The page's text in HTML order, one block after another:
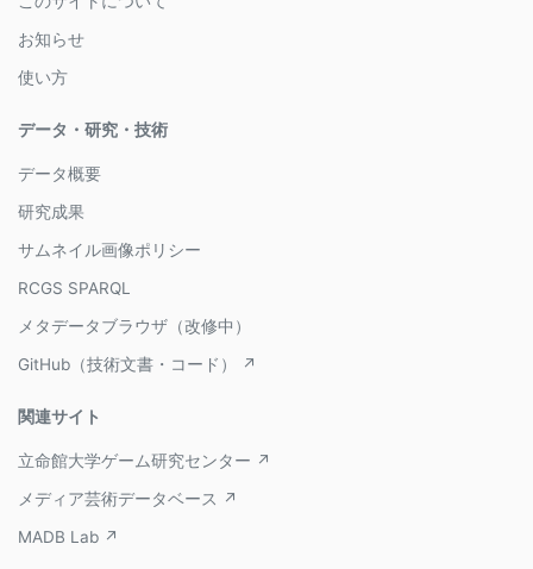
お知らせ
使い方
データ・研究・技術
データ概要
研究成果
サムネイル画像ポリシー
RCGS SPARQL
メタデータブラウザ（改修中）
GitHub（技術文書・コード） ↗
関連サイト
立命館大学ゲーム研究センター ↗
メディア芸術データベース ↗
MADB Lab ↗